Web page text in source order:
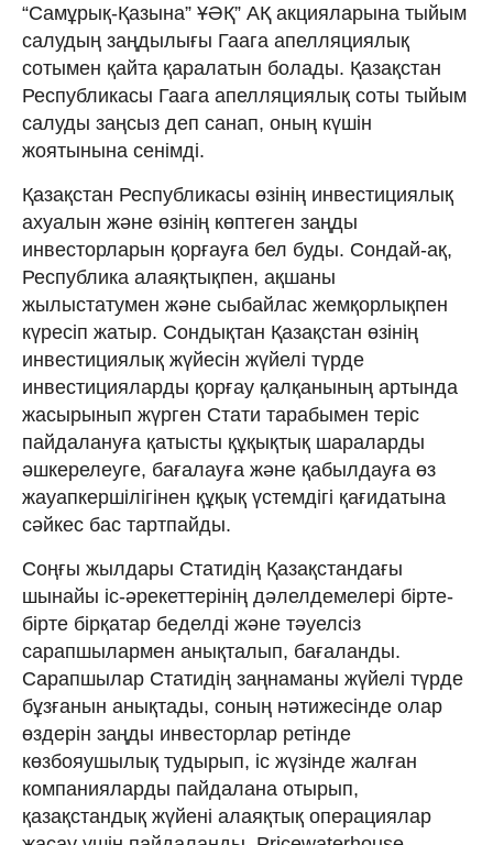
“Самұрық-Қазына” ҰӘҚ” АҚ акцияларына тыйым
салудың заңдылығы Гаага апелляциялық
сотымен қайта қаралатын болады. Қазақстан
Республикасы Гаага апелляциялық соты тыйым
салуды заңсыз деп санап, оның күшін
жоятынына сенімді.
Қазақстан Республикасы өзінің инвестициялық
ахуалын және өзінің көптеген заңды
инвесторларын қорғауға бел буды. Сондай-ақ,
Республика алаяқтықпен, ақшаны
жылыстатумен және сыбайлас жемқорлықпен
күресіп жатыр. Сондықтан Қазақстан өзінің
инвестициялық жүйесін жүйелі түрде
инвестицияларды қорғау қалқанының артында
жасырынып жүрген Стати тарабымен теріс
пайдалануға қатысты құқықтық шараларды
әшкерелеуге, бағалауға және қабылдауға өз
жауапкершілігінен құқық үстемдігі қағидатына
сәйкес бас тартпайды.
Соңғы жылдары Статидің Қазақстандағы
шынайы іс-әрекеттерінің дәлелдемелері бірте-
бірте бірқатар беделді және тәуелсіз
сарапшылармен анықталып, бағаланды.
Сарапшылар Статидің заңнаманы жүйелі түрде
бұзғанын анықтады, соның нәтижесінде олар
өздерін заңды инвесторлар ретінде
көзбояушылық тудырып, іс жүзінде жалған
компанияларды пайдалана отырып,
қазақстандық жүйені алаяқтық операциялар